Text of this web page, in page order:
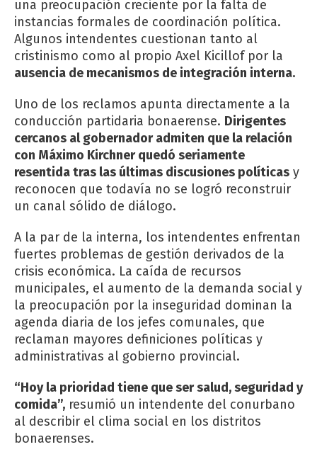
una preocupación creciente por la falta de
instancias formales de coordinación política.
Algunos intendentes cuestionan tanto al
cristinismo como al propio Axel Kicillof por la
ausencia de mecanismos de integración interna.
Uno de los reclamos apunta directamente a la
conducción partidaria bonaerense. Dirigentes
cercanos al gobernador admiten que la relación
con Máximo Kirchner quedó seriamente
resentida tras las últimas discusiones políticas y
reconocen que todavía no se logró reconstruir
un canal sólido de diálogo.
A la par de la interna, los intendentes enfrentan
fuertes problemas de gestión derivados de la
crisis económica. La caída de recursos
municipales, el aumento de la demanda social y
la preocupación por la inseguridad dominan la
agenda diaria de los jefes comunales, que
reclaman mayores definiciones políticas y
administrativas al gobierno provincial.
“Hoy la prioridad tiene que ser salud, seguridad y
comida”, resumió un intendente del conurbano
al describir el clima social en los distritos
bonaerenses.